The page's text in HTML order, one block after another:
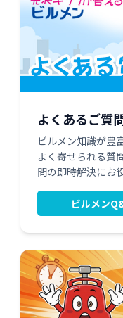
よくあるご質
ビルメン知識が豊
よく寄せられる質
問の即時解決にお
ビルメン